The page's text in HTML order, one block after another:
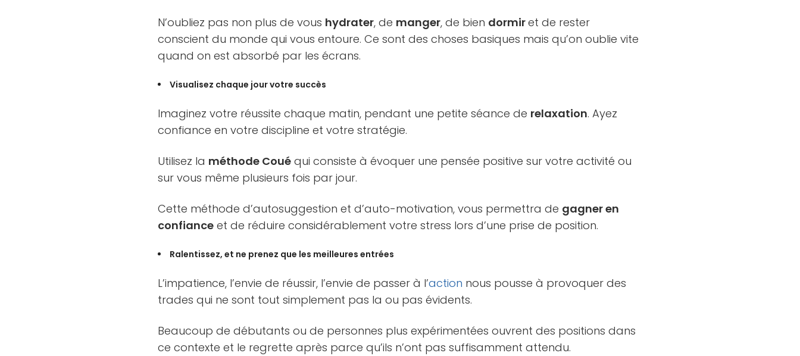
N’oubliez pas non plus de vous hydrater, de manger, de bien dormiret de rester
conscient du monde qui vous entoure. Ce sont des choses basiques mais qu’on oublie vite
quand on est absorbé par les écrans.
Visualisez chaque jour votre succès
Imaginez votre réussite chaque matin, pendant une petite séance de relaxation. Ayez
confiance en votre discipline et votre stratégie.
Utilisez la méthode Coué qui consiste à évoquer une pensée positive sur votre activité ou
sur vous même plusieurs fois par jour.
Cette méthode d’autosuggestion et d’auto-motivation, vous permettra de gagner en
confiance et de réduire considérablement votre stress lors d’une prise de position.
Ralentissez, et ne prenez que les meilleures entrées
L’impatience, l’envie de réussir, l’envie de passer à l’action nous pousse à provoquer des
trades qui ne sont tout simplement pas la ou pas évidents.
Beaucoup de débutants ou de personnes plus expérimentées ouvrent des positions dans
ce contexte et le regrette après parce qu’ils n’ont pas suffisamment attendu.